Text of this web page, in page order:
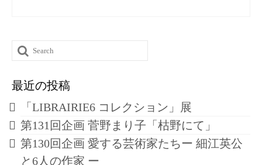
Search
for:
最近の投稿
「LIBRAIRIE6 コレクション」展
第131回企画 菅野まり子「枯野にて」
第130回企画 愛する芸術家たちー 細江英公
と6人の作家 ー